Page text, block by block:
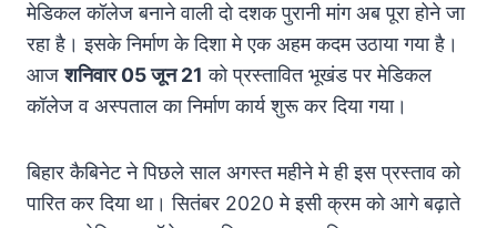
मेडिकल कॉलेज बनाने वाली दो दशक पुरानी मांग अब पूरा होने जा
रहा है। इसके निर्माण के दिशा मे एक अहम कदम उठाया गया है।
आजशनिवार 05 जून 21 को प्रस्तावित भूखंड पर मेडिकल
कॉलेज व अस्पताल का निर्माण कार्य शुरू कर दिया गया।
बिहार कैबिनेट ने पिछले साल अगस्त महीने मे ही इस प्रस्ताव को
पारित कर दिया था। सितंबर 2020 मे इसी क्रम को आगे बढ़ाते